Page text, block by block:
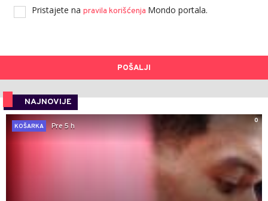
Pristajete na pravila korišćenja Mondo portala.
POŠALJI
NAJNOVIJE
0
KOŠARKA
Pre 5 h